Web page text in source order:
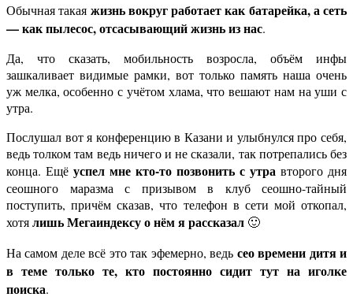
Обычная такая жизнь вокруг работает как батарейка, а сеть
— как пылесос, отсасывающий жизнь из нас.
Да, что сказать, мобильность возросла, объём инфы
зашкаливает видимые рамки, вот только память наша очень
уж мелка, особенно с учётом хлама, что вешают нам на уши с
утра.
Послушал вот я конференцию в Казани и улыбнулся про себя,
ведь толком там ведь ничего и не сказали, так потрепались без
конца. Ещё успел мне кто-то позвонить с утра второго дня
сеошного маразма с призывом в клуб сеошно-тайный
поступить, причём сказав, что телефон в сети мой откопал,
хотялишь Мегаиндексу о нём я рассказал 🙂
На самом деле всё это так эфемерно, ведь сео времени дитя и
в теме только те, кто постоянно сидит тут на иголке
поиска.